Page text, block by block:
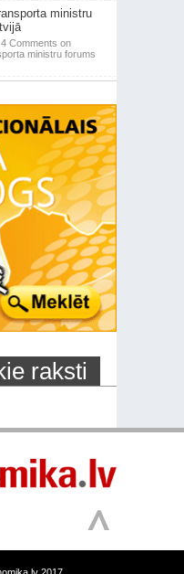
ministru
4 Comments on
ministru forums
raksti